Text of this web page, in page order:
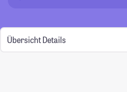
Übersicht Details